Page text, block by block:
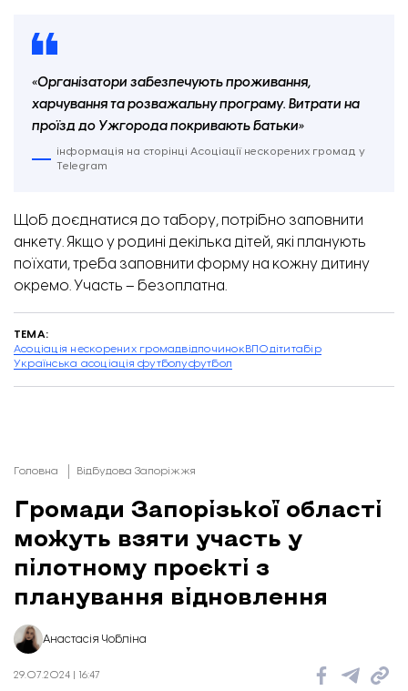
«Організатори забезпечують проживання,
харчування та розважальну програму. Витрати на
проїзд до Ужгорода покривають батьки»
інформація на сторінці Асоціації нескорених громад у
Telegram
Щоб доєднатися до табору, потрібно заповнити
анкету. Якщо у родині декілька дітей, які планують
поїхати, треба заповнити форму на кожну дитину
окремо. Участь – безоплатна.
ТЕМА:
Асоціація нескорених громадвідпочинокВПОдітитабір
Українська асоціація футболуфутбол
Головна Відбудова Запоріжжя
Громади Запорізької області
можуть взяти участь у
пілотному проєкті з
планування відновлення
Анастасія Чобліна
29.07.2024 | 16:47